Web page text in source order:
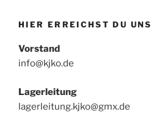
HIER ERREICHST DU UNS
Vorstand
info@kjko.de
Lagerleitung
lagerleitung.kjko@gmx.de